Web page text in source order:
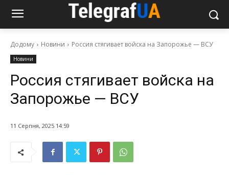
Додому Новини Россия стягивает войска на Запорожье — ВСУ
Новини
Россия стягивает войска на
Запорожье — ВСУ
11 Серпня, 2025 14:59